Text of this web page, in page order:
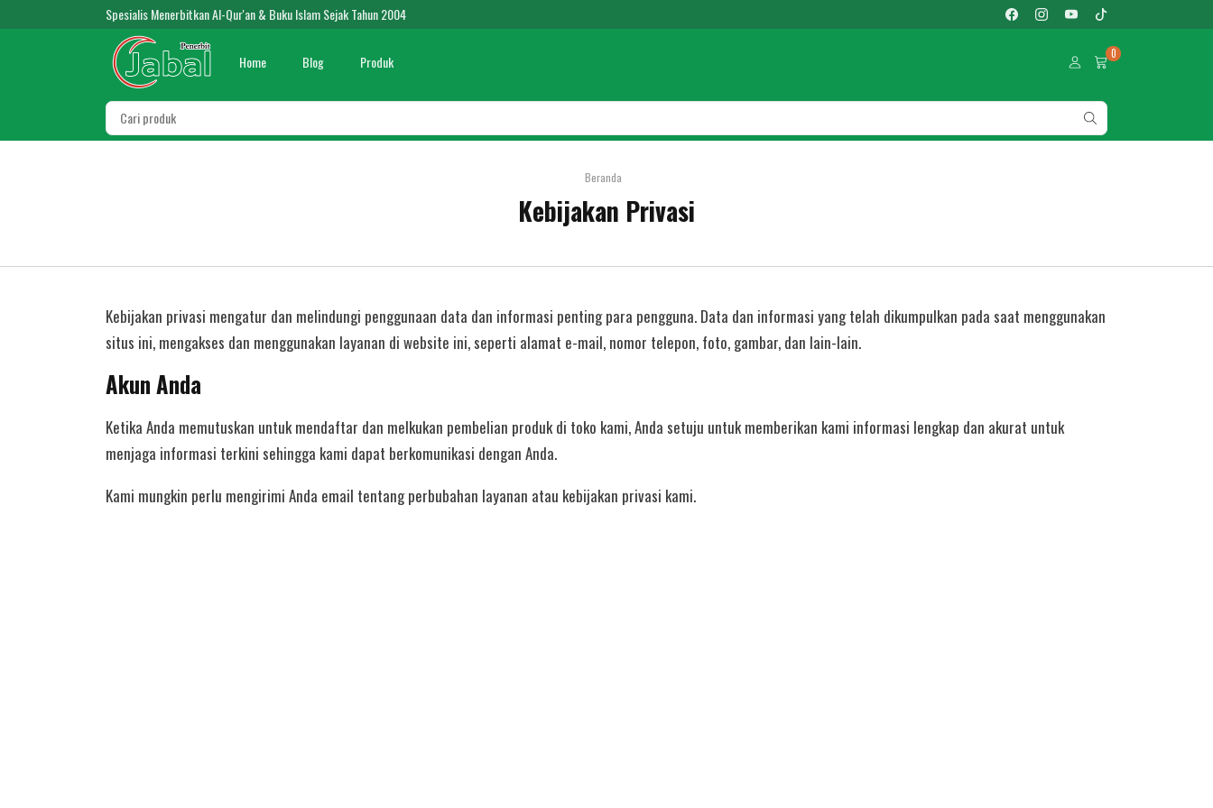
Spesialis Menerbitkan Al-Qur'an & Buku Islam Sejak Tahun 2004
Home Blog Produk 0
Beranda
Kebijakan Privasi
Kebijakan privasi mengatur dan melindungi penggunaan data dan informasi penting para pengguna. Data dan informasi yang telah dikumpulkan pada saat menggunakan
situs ini, mengakses dan menggunakan layanan di website ini, seperti alamat e-mail, nomor telepon, foto, gambar, dan lain-lain.
Akun Anda
Ketika Anda memutuskan untuk mendaftar dan melkukan pembelian produk di toko kami, Anda setuju untuk memberikan kami informasi lengkap dan akurat untuk
menjaga informasi terkini sehingga kami dapat berkomunikasi dengan Anda.
Kami mungkin perlu mengirimi Anda email tentang perbubahan layanan atau kebijakan privasi kami.